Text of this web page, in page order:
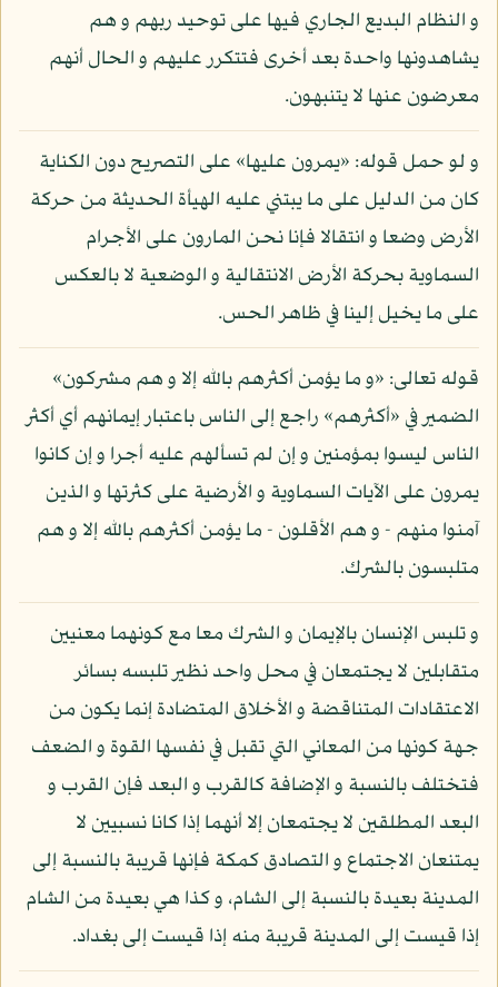
و النظام البديع الجاري فيها على توحيد ربهم و هم
يشاهدونها واحدة بعد أخرى فتتكرر عليهم و الحال أنهم
معرضون عنها لا يتنبهون.
و لو حمل قوله: «يمرون عليها» على التصريح دون الكناية
كان من الدليل على ما يبتني عليه الهيأة الحديثة من حركة
الأرض وضعا و انتقالا فإنا نحن المارون على الأجرام
السماوية بحركة الأرض الانتقالية و الوضعية لا بالعكس
على ما يخيل إلينا في ظاهر الحس.
قوله تعالى: «و ما يؤمن أكثرهم بالله إلا و هم مشركون»
الضمير في «أكثرهم» راجع إلى الناس باعتبار إيمانهم أي أكثر
الناس ليسوا بمؤمنين و إن لم تسألهم عليه أجرا و إن كانوا
يمرون على الآيات السماوية و الأرضية على كثرتها و الذين
آمنوا منهم - و هم الأقلون - ما يؤمن أكثرهم بالله إلا و هم
متلبسون بالشرك.
و تلبس الإنسان بالإيمان و الشرك معا مع كونهما معنيين
متقابلين لا يجتمعان في محل واحد نظير تلبسه بسائر
الاعتقادات المتناقضة و الأخلاق المتضادة إنما يكون من
جهة كونها من المعاني التي تقبل في نفسها القوة و الضعف
فتختلف بالنسبة و الإضافة كالقرب و البعد فإن القرب و
البعد المطلقين لا يجتمعان إلا أنهما إذا كانا نسبيين لا
يمتنعان الاجتماع و التصادق كمكة فإنها قريبة بالنسبة إلى
المدينة بعيدة بالنسبة إلى الشام، و كذا هي بعيدة من الشام
إذا قيست إلى المدينة قريبة منه إذا قيست إلى بغداد.